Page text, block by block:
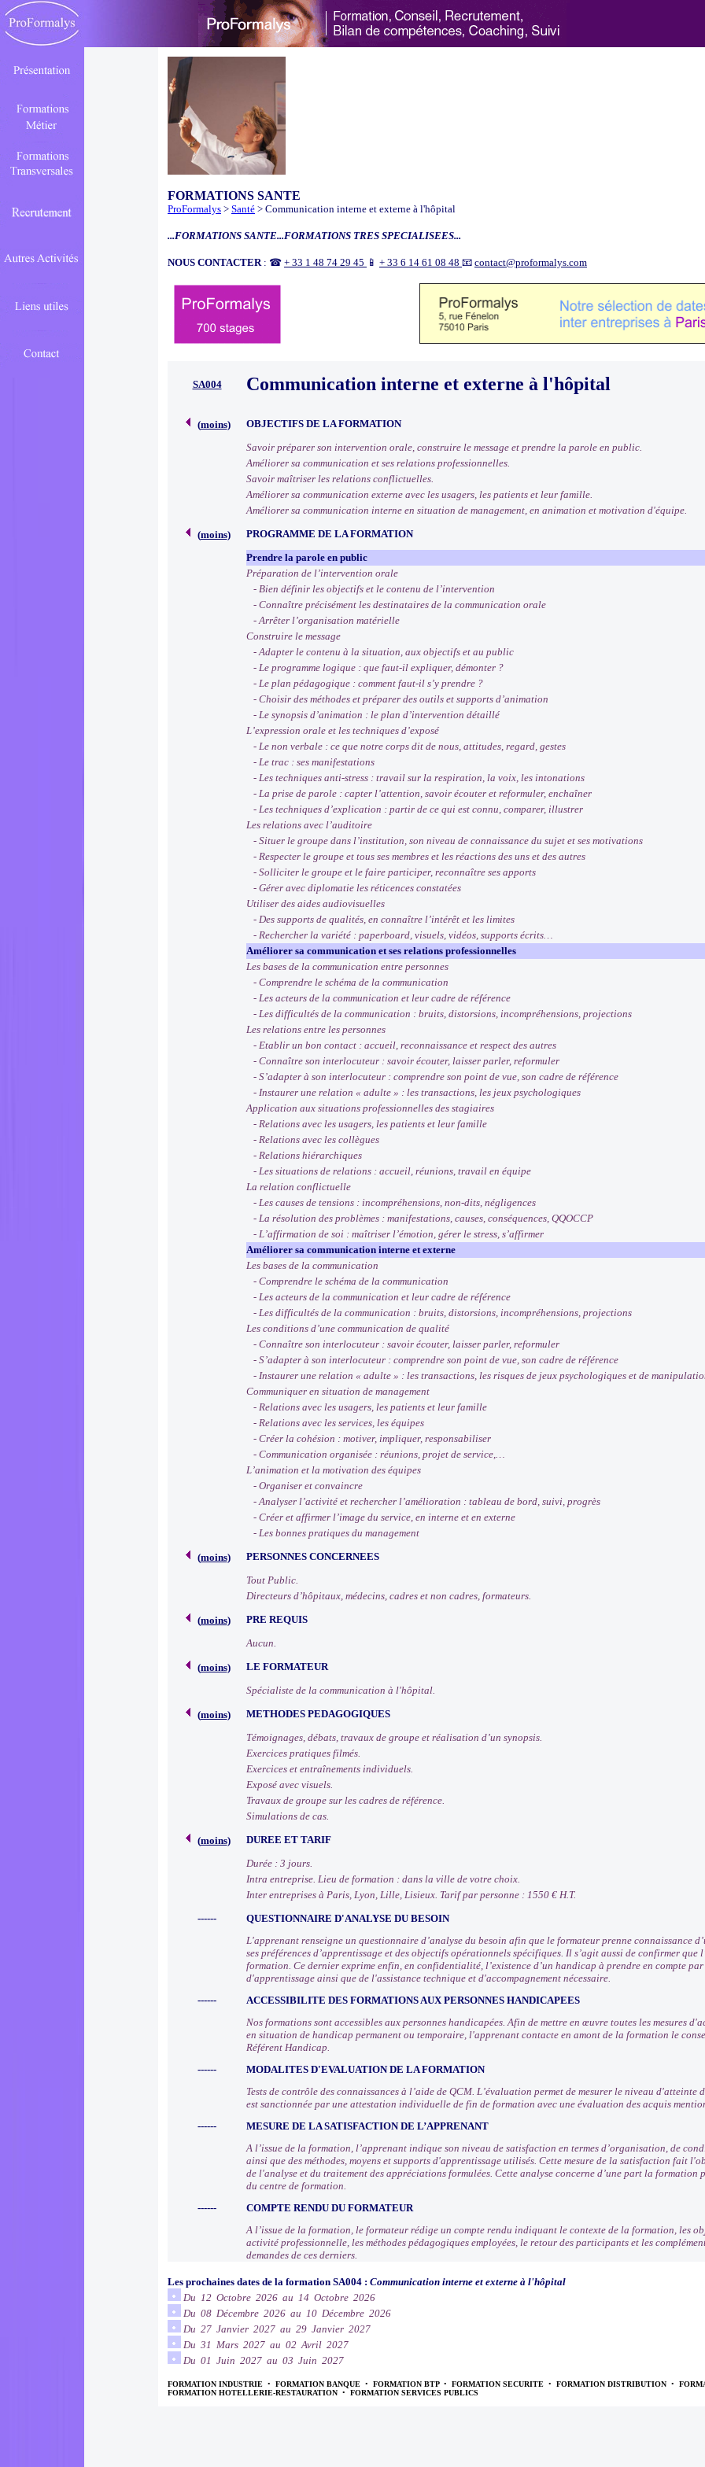
FORMATIONS SANTE
ProFormalys > Santé > Communication interne et externe à l'hôpital
...FORMATIONS SANTE...FORMATIONS TRES SPECIALISEES...
NOUS CONTACTER : ☎ + 33 1 48 74 29 45 📱 + 33 6 14 61 08 48 📧 contact@proformalys.com
SA004 Communication interne et externe à l'hôpital
(moins)
OBJECTIFS DE LA FORMATION
Savoir préparer son intervention orale, construire le message et prendre la parole en public.
Améliorer sa communication et ses relations professionnelles.
Savoir maîtriser les relations conflictuelles.
Améliorer sa communication externe avec les usagers, les patients et leur famille.
Améliorer sa communication interne en situation de management, en animation et motivation d'équipe.
(moins)
PROGRAMME DE LA FORMATION
Prendre la parole en public
Préparation de l’intervention orale
- Bien définir les objectifs et le contenu de l’intervention
- Connaître précisément les destinataires de la communication orale
- Arrêter l’organisation matérielle
Construire le message
- Adapter le contenu à la situation, aux objectifs et au public
- Le programme logique : que faut-il expliquer, démonter ?
- Le plan pédagogique : comment faut-il s’y prendre ?
- Choisir des méthodes et préparer des outils et supports d’animation
- Le synopsis d’animation : le plan d’intervention détaillé
L’expression orale et les techniques d’exposé
- Le non verbale : ce que notre corps dit de nous, attitudes, regard, gestes
- Le trac : ses manifestations
- Les techniques anti-stress : travail sur la respiration, la voix, les intonations
- La prise de parole : capter l’attention, savoir écouter et reformuler, enchaîner
- Les techniques d’explication : partir de ce qui est connu, comparer, illustrer
Les relations avec l’auditoire
- Situer le groupe dans l’institution, son niveau de connaissance du sujet et ses motivations
- Respecter le groupe et tous ses membres et les réactions des uns et des autres
- Solliciter le groupe et le faire participer, reconnaître ses apports
- Gérer avec diplomatie les réticences constatées
Utiliser des aides audiovisuelles
- Des supports de qualités, en connaître l’intérêt et les limites
- Rechercher la variété : paperboard, visuels, vidéos, supports écrits…
Améliorer sa communication et ses relations professionnelles
Les bases de la communication entre personnes
- Comprendre le schéma de la communication
- Les acteurs de la communication et leur cadre de référence
- Les difficultés de la communication : bruits, distorsions, incompréhensions, projections
Les relations entre les personnes
- Etablir un bon contact : accueil, reconnaissance et respect des autres
- Connaître son interlocuteur : savoir écouter, laisser parler, reformuler
- S’adapter à son interlocuteur : comprendre son point de vue, son cadre de référence
- Instaurer une relation « adulte » : les transactions, les jeux psychologiques
Application aux situations professionnelles des stagiaires
- Relations avec les usagers, les patients et leur famille
- Relations avec les collègues
- Relations hiérarchiques
- Les situations de relations : accueil, réunions, travail en équipe
La relation conflictuelle
- Les causes de tensions : incompréhensions, non-dits, négligences
- La résolution des problèmes : manifestations, causes, conséquences, QQOCCP
- L’affirmation de soi : maîtriser l’émotion, gérer le stress, s’affirmer
Améliorer sa communication interne et externe
Les bases de la communication
- Comprendre le schéma de la communication
- Les acteurs de la communication et leur cadre de référence
- Les difficultés de la communication : bruits, distorsions, incompréhensions, projections
Les conditions d’une communication de qualité
- Connaître son interlocuteur : savoir écouter, laisser parler, reformuler
- S’adapter à son interlocuteur : comprendre son point de vue, son cadre de référence
- Instaurer une relation « adulte » : les transactions, les risques de jeux psychologiques et de
Communiquer en situation de management
- Relations avec les usagers, les patients et leur famille
- Relations avec les services, les équipes
- Créer la cohésion : motiver, impliquer, responsabiliser
- Communication organisée : réunions, projet de service,…
L’animation et la motivation des équipes
- Organiser et convaincre
- Analyser l’activité et rechercher l’amélioration : tableau de bord, suivi, progrès
- Créer et affirmer l’image du service, en interne et en externe
- Les bonnes pratiques du management
(moins)
PERSONNES CONCERNEES
Tout Public.
Directeurs d’hôpitaux, médecins, cadres et non cadres, formateurs.
(moins)
PRE REQUIS
Aucun.
(moins)
LE FORMATEUR
Spécialiste de la communication à l'hôpital.
(moins)
METHODES PEDAGOGIQUES
Témoignages, débats, travaux de groupe et réalisation d’un synopsis.
Exercices pratiques filmés.
Exercices et entraînements individuels.
Exposé avec visuels.
Travaux de groupe sur les cadres de référence.
Simulations de cas.
(moins)
DUREE ET TARIF
Durée : 3 jours.
Intra entreprise. Lieu de formation : dans la ville de votre choix.
Inter entreprises à Paris, Lyon, Lille, Lisieux. Tarif par personne : 1550 € H.T.
------
QUESTIONNAIRE D'ANALYSE DU BESOIN
L'apprenant renseigne un questionnaire d’analyse du besoin afin que le formateur prenne connaissance
ses préférences d’apprentissage et des objectifs opérationnels spécifiques. Il s’agit aussi de confirmer
formation. Ce dernier exprime enfin, en confidentialité, l’existence d’un handicap à prendre en compte
d'apprentissage ainsi que de l'assistance technique et d'accompagnement nécessaire.
------
ACCESSIBILITE DES FORMATIONS AUX PERSONNES HANDICAPEES
Nos formations sont accessibles aux personnes handicapées. Afin de mettre en œuvre toutes les mesures
en situation de handicap permanent ou temporaire, l'apprenant contacte en amont de la formation le
Référent Handicap.
------
MODALITES D'EVALUATION DE LA FORMATION
Tests de contrôle des connaissances à l’aide de QCM. L’évaluation permet de mesurer le niveau
est sanctionnée par une attestation individuelle de fin de formation avec une évaluation des acquis
------
MESURE DE LA SATISFACTION DE L’APPRENANT
A l’issue de la formation, l’apprenant indique son niveau de satisfaction en termes d’organisation, de
ainsi que des méthodes, moyens et supports d'apprentissage utilisés. Cette mesure de la satisfaction fait
de l'analyse et du traitement des appréciations formulées. Cette analyse concerne d’une part la
du centre de formation.
------
COMPTE RENDU DU FORMATEUR
A l’issue de la formation, le formateur rédige un compte rendu indiquant le contexte de la formation, les
activité professionnelle, les méthodes pédagogiques employées, le retour des participants et les
demandes de ces derniers.
Les prochaines dates de la formation SA004 : Communication interne et externe à l'hôpital
Du 12 Octobre 2026 au 14 Octobre 2026
Du 08 Décembre 2026 au 10 Décembre 2026
Du 27 Janvier 2027 au 29 Janvier 2027
Du 31 Mars 2027 au 02 Avril 2027
Du 01 Juin 2027 au 03 Juin 2027
FORMATION INDUSTRIE • FORMATION BANQUE • FORMATION BTP • FORMATION SECURITE • FORMATION DISTRIBUTION •
FORMATION HOTELLERIE-RESTAURATION • FORMATION SERVICES PUBLICS